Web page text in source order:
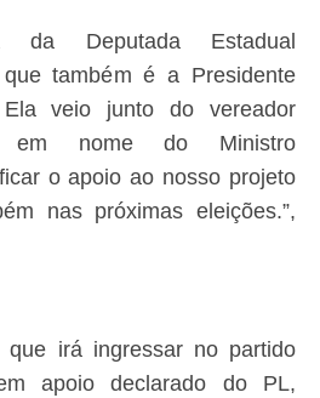
da Deputada Estadual
também é a Presidente
veio junto do vereador
em nome do Ministro
o apoio ao nosso projeto
nas próximas eleições.”,
que irá ingressar no partido
apoio declarado do PL,